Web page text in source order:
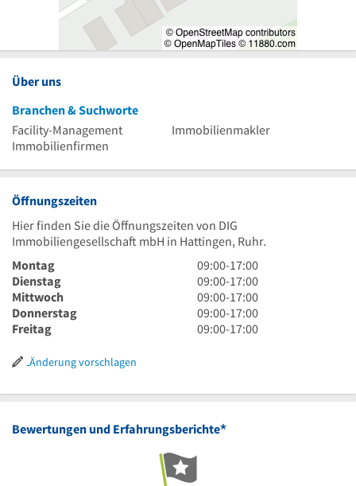
Über uns
Branchen & Suchworte
Facility-Management
Immobilienmakler
Immobilienfirmen
Öffnungszeiten
Hier finden Sie die Öffnungszeiten von DIG
Immobiliengesellschaft mbH in Hattingen, Ruhr.
Montag
9
Uhr
bis
17
Uhr
09:00-17:00
Dienstag
9
Uhr
bis
17
09:00-17:00
Mittwoch
9
Uhr
bis
09:00-17:00
Donnerstag
9
Uhr
09:00-17:00
Freitag
9
Uhr
09:00-17:00
Änderung vorschlagen
Bewertungen und Erfahrungsberichte*